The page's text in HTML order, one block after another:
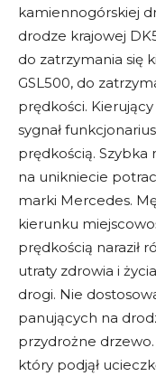
kamiennogórskiej
drodze krajowej
do zatrzymania się
GSL500, do
prędkości.
sygnał
prędkością. Szybka
na unikniecie
marki Mercedes.
kierunku
prędkością naraził
utraty zdrowia i
drogi. Nie
panujących na
przydrożne drzewo.
który podjął